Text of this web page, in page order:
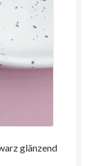
glänzend